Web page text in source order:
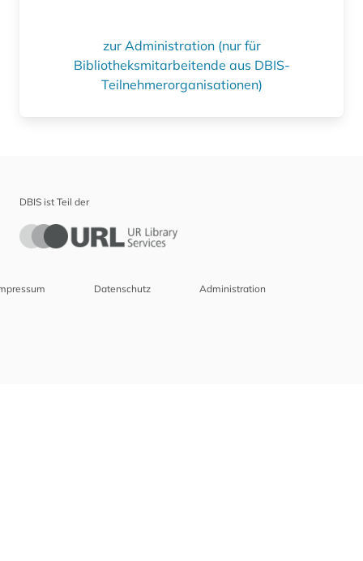
zur Administration (nur für
Bibliotheksmitarbeitende aus DBIS-
Teilnehmerorganisationen)
DBIS ist Teil der
Datenschutz Administration